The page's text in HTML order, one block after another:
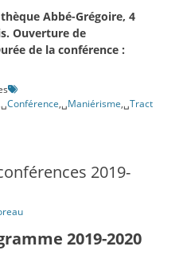
Abbé-Grégoire, 4
Ouverture de
de la conférence :
,␣Conférence,␣Maniérisme,␣Tract
2019-
2019-2020